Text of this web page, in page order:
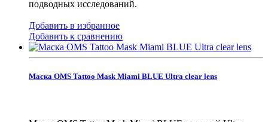
подводных исследований.
Добавить в избранное
Добавить к сравнению
Маска OMS Tattoo Mask Miami BLUE Ultra clear lens